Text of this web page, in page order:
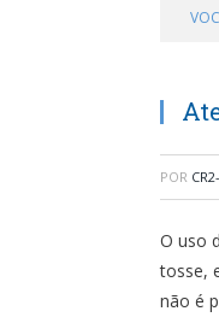
POR
O uso
tosse,
não é